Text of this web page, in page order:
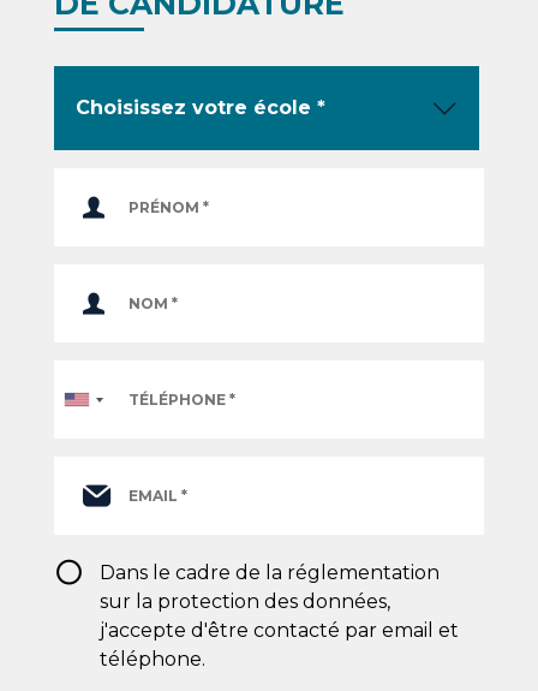
RGPD*
Dans le cadre de la réglementation
sur la protection des données,
j'accepte d'être contacté par email et
téléphone.